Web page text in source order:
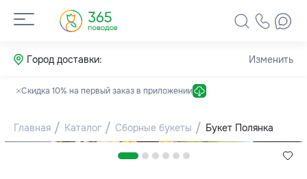
Город доставки: Изменить
Скидка 10% на первый заказ в приложении
Главная Каталог Сборные букеты Букет Полянка